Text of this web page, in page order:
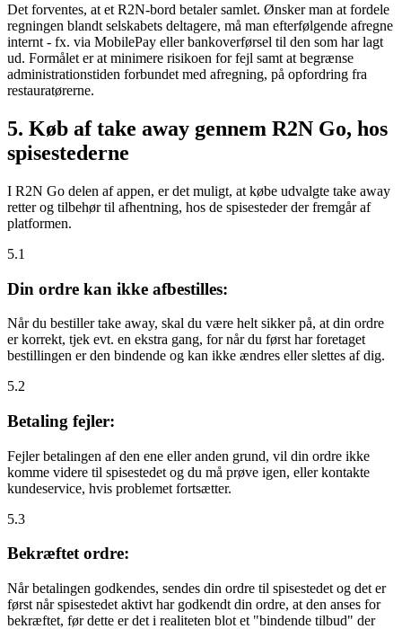
Det forventes, at et R2N-bord betaler samlet. Ønsker man at fordele
regningen blandt selskabets deltagere, må man efterfølgende afregne
internt - fx. via MobilePay eller bankoverførsel til den som har lagt
ud. Formålet er at minimere risikoen for fejl samt at begrænse
administrationstiden forbundet med afregning, på opfordring fra
restauratørerne.
5. Køb af take away gennem R2N Go, hos
spisestederne
I R2N Go delen af appen, er det muligt, at købe udvalgte take away
retter og tilbehør til afhentning, hos de spisesteder der fremgår af
platformen.
5.1
Din ordre kan ikke afbestilles:
Når du bestiller take away, skal du være helt sikker på, at din ordre
er korrekt, tjek evt. en ekstra gang, for når du først har foretaget
bestillingen er den bindende og kan ikke ændres eller slettes af dig.
5.2
Betaling fejler:
Fejler betalingen af den ene eller anden grund, vil din ordre ikke
komme videre til spisestedet og du må prøve igen, eller kontakte
kundeservice, hvis problemet fortsætter.
5.3
Bekræftet ordre:
Når betalingen godkendes, sendes din ordre til spisestedet og det er
først når spisestedet aktivt har godkendt din ordre, at den anses for
bekræftet, før dette er det i realiteten blot et "bindende tilbud" der